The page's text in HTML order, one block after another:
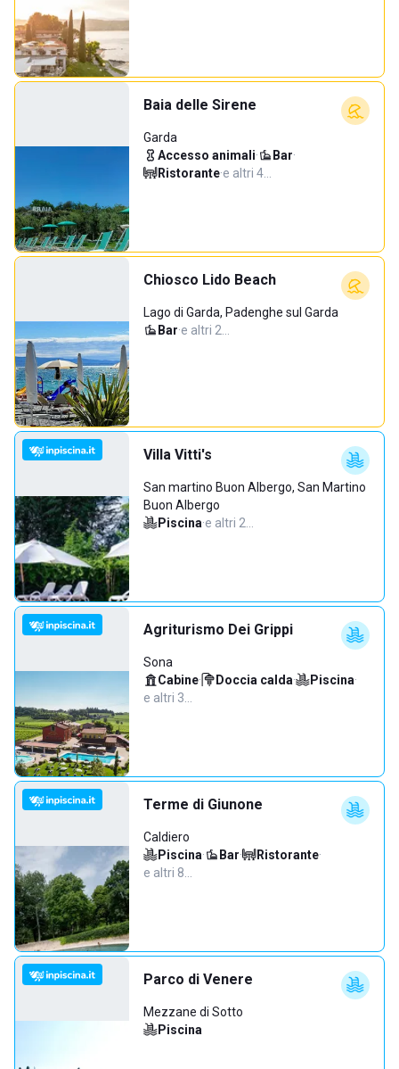
Baia delle Sirene
Garda
Accesso animali· Bar·
Ristorante·e altri 4…
Chiosco Lido Beach
Lago di Garda, Padenghe sul Garda
Bar·e altri 2…
Villa Vitti's
San martino Buon Albergo, San Martino
Buon Albergo
Piscina·e altri 2…
Agriturismo Dei Grippi
Sona
Cabine· Doccia calda· Piscina·
e altri 3…
Terme di Giunone
Caldiero
Piscina· Bar· Ristorante·
e altri 8…
Parco di Venere
Mezzane di Sotto
Piscina